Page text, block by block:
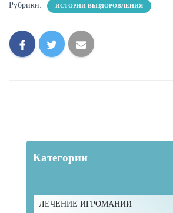
Рубрики: ИСТОРИИ ВЫЗДОРОВЛЕНИЯ
Категории
ЛЕЧЕНИЕ ИГРОМАНИИ